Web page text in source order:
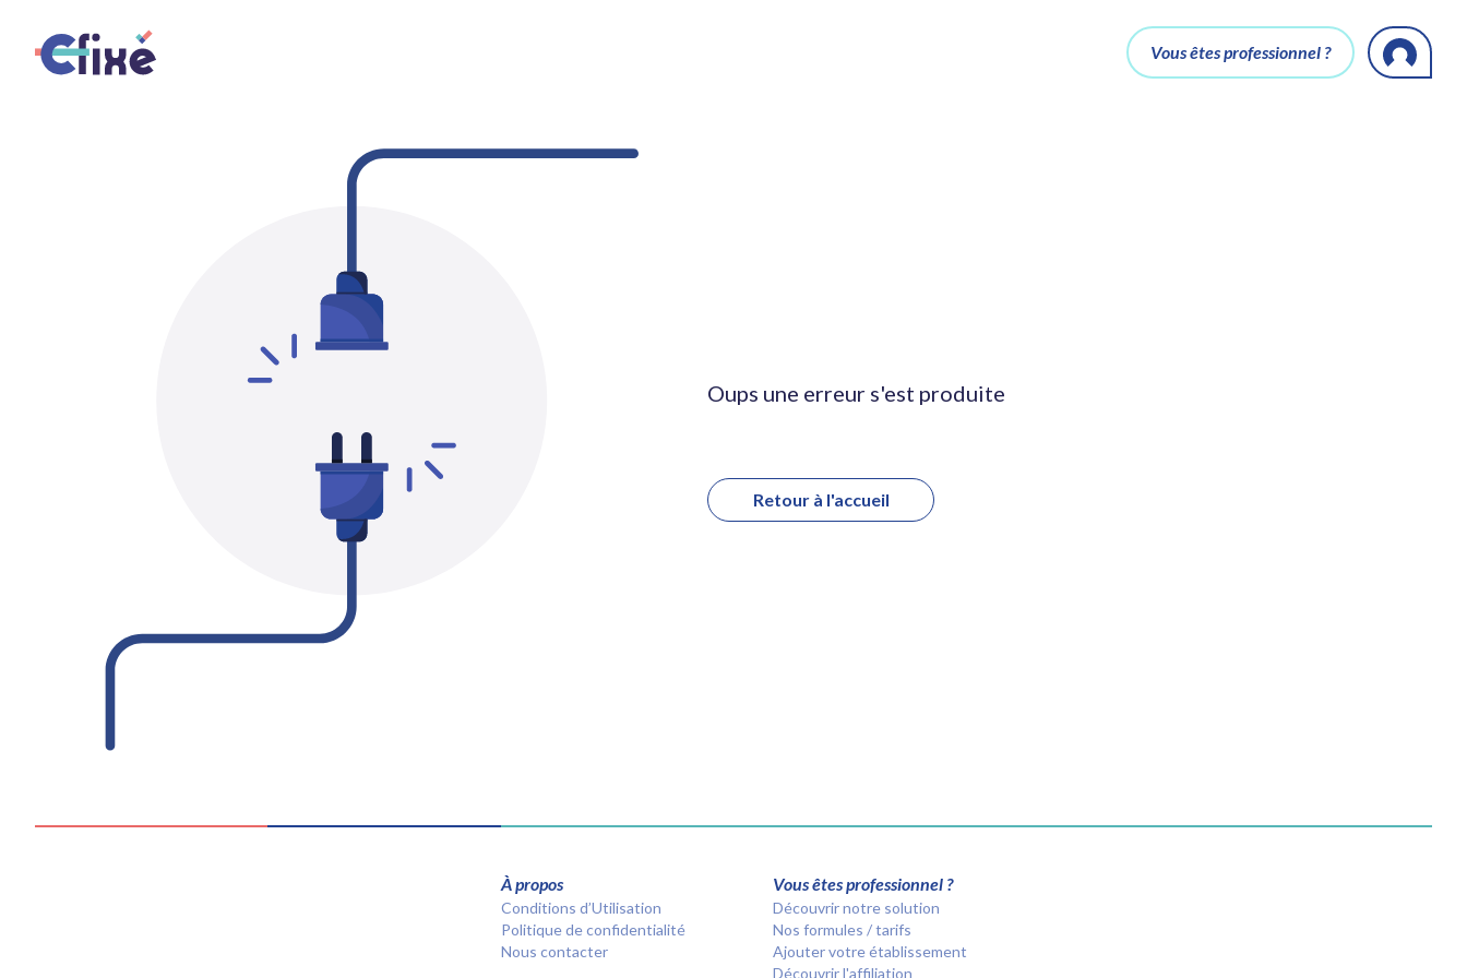
Vous êtes professionnel ?
Oups une erreur s'est produite
Retour à l'accueil
À propos
Conditions d’Utilisation
Politique de confidentialité
Nous contacter
Vous êtes professionnel ?
Découvrir notre solution
Nos formules / tarifs
Ajouter votre établissement
Découvrir l'affiliation